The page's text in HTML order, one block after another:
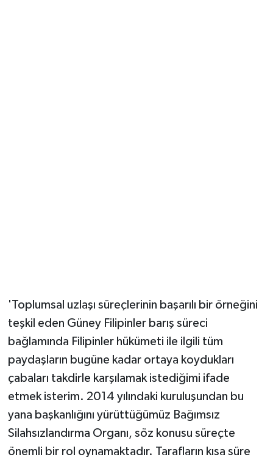
'Toplumsal uzlaşı süreçlerinin başarılı bir örneğini
teşkil eden Güney Filipinler barış süreci
bağlamında Filipinler hükümeti ile ilgili tüm
paydaşların bugüne kadar ortaya koydukları
çabaları takdirle karşılamak istediğimi ifade
etmek isterim. 2014 yılındaki kuruluşundan bu
yana başkanlığını yürüttüğümüz Bağımsız
Silahsızlandırma Organı, söz konusu süreçte
önemli bir rol oynamaktadır. Tarafların kısa süre